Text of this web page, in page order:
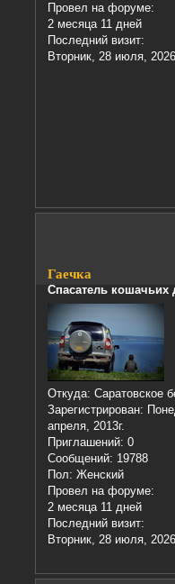
Провел на форуме:
2 месяца 11 дней
Последний визит:
Вторник, 28 июля,
Гаечка
Спасатель кошачьих
Откуда: Саратовское
Зарегистрирован:
апреля, 2013г.
Приглашений: 0
Сообщений: 19788
Пол: Женский
Провел на форуме:
2 месяца 11 дней
Последний визит:
Вторник, 28 июля,